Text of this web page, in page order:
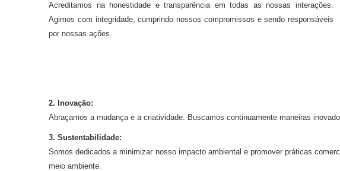
Acreditamos na honestidade e transparência em todas as nossas interações.
Agimos com integridade, cumprindo nossos compromissos e sendo responsáveis
por nossas ações.
2. Inovação:
Abraçamos a mudança e a criatividade. Buscamos continuamente maneiras
3. Sustentabilidade:
Somos dedicados a minimizar nosso impacto ambiental e promover práticas
meio ambiente.